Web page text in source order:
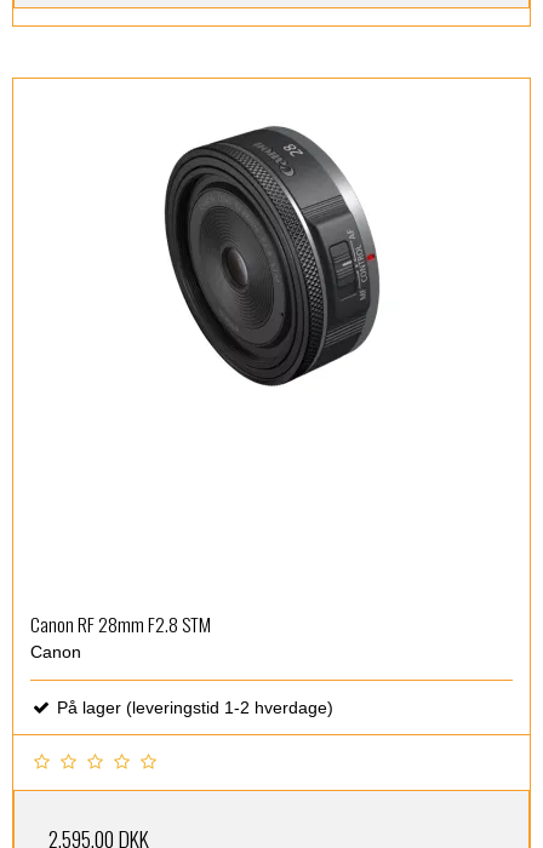
Canon RF 28mm F2.8 STM
Canon
På lager (leveringstid 1-2 hverdage)
2.595,00 DKK